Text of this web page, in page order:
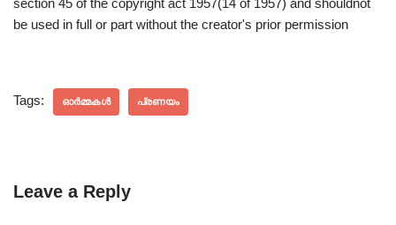
be used in full or part without the creator's prior permission
Tags: ഓർമ്മകൾ പ്രണയം
Leave a Reply